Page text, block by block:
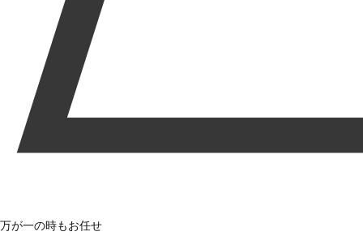
万が一の時もお任せ